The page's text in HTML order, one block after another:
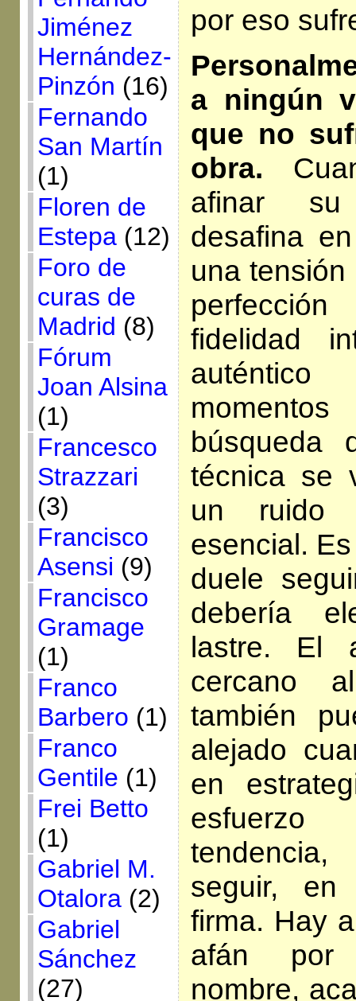
Jiménez
Hernández-
Pinzón (16)
Fernando
San Martín
(1)
Floren de
Estepa(12)
Foro de
curas de
Madrid (8)
Fórum
Joan Alsina
(1)
Francesco
Strazzari
(3)
Francisco
Asensi (9)
Francisco
Gramage
(1)
Franco
Barbero (1)
Franco
Gentile (1)
Frei Betto
(1)
Gabriel M.
Otalora(2)
Gabriel
Sánchez
(27)
por eso
a ningún
que no
obra.
afinar
desafina
una
fidelidad
búsqueda
técnica se
un ruido
esencial.
duele
debería
lastre. El
cercano
también
alejado
en
seguir, en
firma. Hay
afán por
nombre,